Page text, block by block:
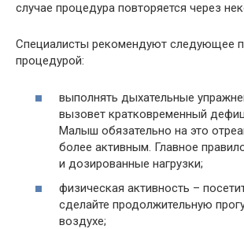
случае процедура повторяется через
Специалисты рекомендуют следующее
процедурой:
выполнять дыхательные
вызовет кратковременный
Малыш обязательно на это
более активным. Главное
и дозированные нагрузки;
физическая активность –
сделайте продолжительную
воздухе;